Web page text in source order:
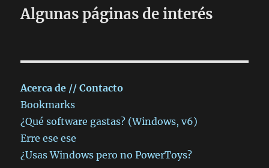
Algunas páginas de interés
Acerca de // Contacto
Bookmarks
¿Qué software gastas? (Windows, v6)
Erre ese ese
¿Usas Windows pero no PowerToys?